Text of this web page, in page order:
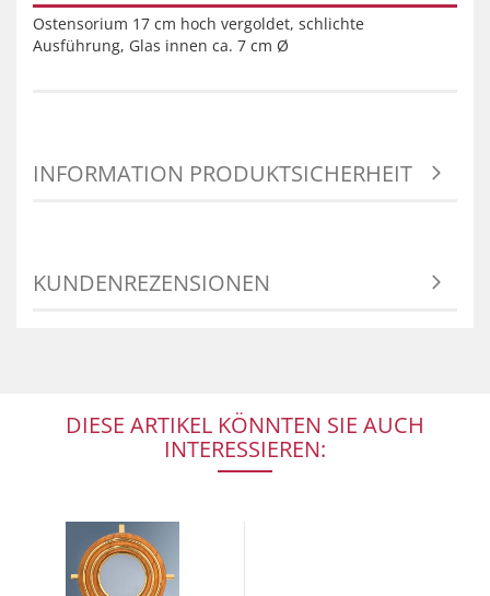
Ostensorium 17 cm hoch vergoldet, schlichte
Ausführung, Glas innen ca. 7 cm Ø
INFORMATION PRODUKTSICHERHEIT
KUNDENREZENSIONEN
DIESE ARTIKEL KÖNNTEN SIE AUCH
INTERESSIEREN: